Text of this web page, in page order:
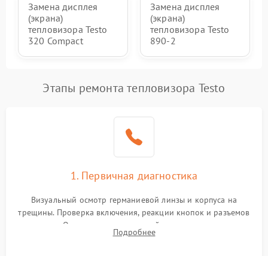
Замена дисплея
(экрана)
тепловизора Testo
320 Compact
Замена дисплея
(экрана)
тепловизора Testo
890-2
Этапы ремонта тепловизора Testo
1. Первичная диагностика
Визуальный осмотр германиевой линзы и корпуса на
трещины. Проверка включения, реакции кнопок и разъемов
зарядки. Оценка вывода тепловой сигнатуры на экран,
проверка базовых функций и считывание системных
Подробнее